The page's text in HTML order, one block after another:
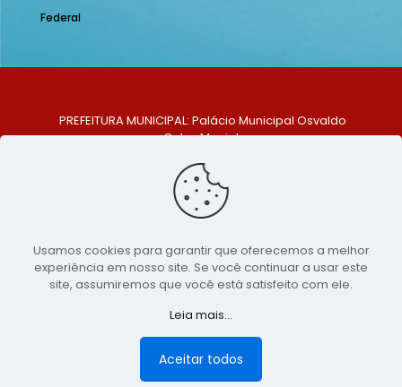
Federal
PREFEITURA MUNICIPAL: Palácio Municipal Osvaldo
Celso Maciel
Centro, São Bento do Una - PE. CEP: 553370-128
TELEFONE: (81) 99548-1569
E-MAIL: ouvidoria@saobentodouna.pe.gov.br
Copyright 2021-2026 - Assessoria de Comunicação da
Prefeitura de São Bento do Una - PE
publicidadeLumusWeb - Agência Digital
Usamos cookies para garantir que oferecemos a melhor
experiência em nosso site. Se você continuar a usar este
site, assumiremos que você está satisfeito com ele.
Leia mais...
Aceitar todos